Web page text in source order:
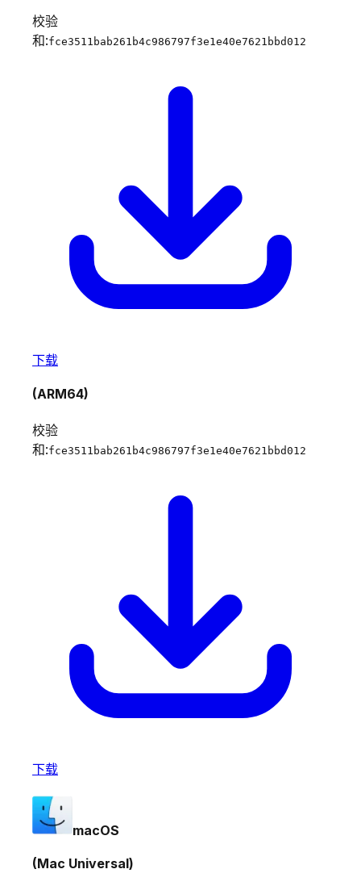
校验
和:fce3511bab261b4c986797f3e1e40e7621bbd012
下载
(ARM64)
校验
和:fce3511bab261b4c986797f3e1e40e7621bbd012
下载
macOS
(Mac Universal)